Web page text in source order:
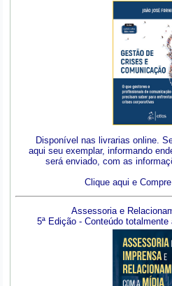
Disponível nas livrarias online.
aqui seu exemplar, informando
será enviado, com as
Clique aqui e
Assessoria e
5ª Edição - Conteúdo